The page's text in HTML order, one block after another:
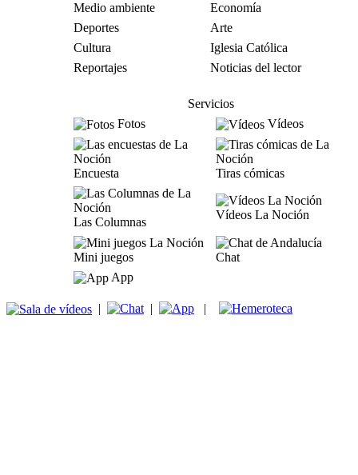
Medio ambiente
Economía
Deportes
Arte
Cultura
Iglesia Católica
Reportajes
Noticias del lector
Servicios
Fotos
Vídeos
Encuesta Tiras cómicas
Las Columnas
Vídeos La Noción
Mini juegos
Chat
App
| | |